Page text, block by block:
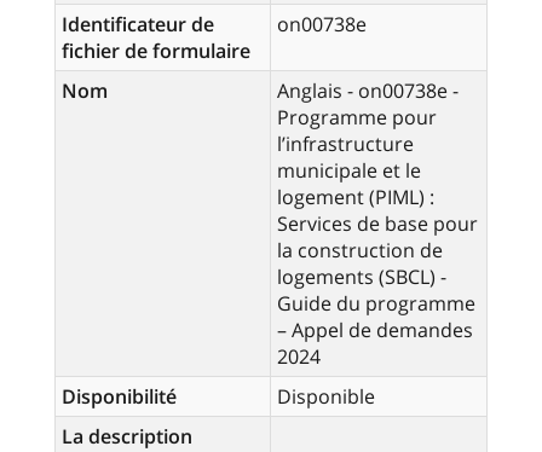
Identificateur de
fichier de formulaire
on00738e
Nom
Anglais - on00738e -
Programme pour
l’infrastructure
municipale et le
logement (PIML) :
Services de base pour
la construction de
logements (SBCL) -
Guide du programme
– Appel de demandes
2024
Disponibilité
Disponible
La description